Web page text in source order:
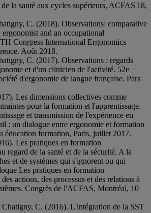
la santé aux cycles supérieurs, ACFAS'18,
C. (2018). Observations: comparative
and an occupational
Congress International Ergonomics
Août 2018.
C. (2017). Observations : regards
et d'un clinicien de l'activité. 52e
d'ergonomie de langue française. Pars
Les dimensions collectives comme
pour la formation et l'apprentissage.
et transmission de l'expérience en
: un dialogue entre ergonomie et formation
éducation formation, Paris, juillet 2017.
Les pratiques en formation
regard de la santé et de la sécurité. A la
et de systèmes qui s'ignorent ou qui
Les pratiques en formation
actions, des processus et des relations à
Congrès de l'ACFAS, Montréal, 10
Chatigny, C. (2016). L'intégration de la SST